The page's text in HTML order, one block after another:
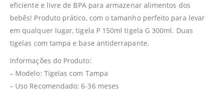
eficiente e livre de BPA para armazenar alimentos dos
bebês! Produto prático, com o tamanho perfeito para levar
em qualquer lugar, tigela P 150ml tigela G 300ml. Duas
tigelas com tampa e base antiderrapante.
Informações do Produto:
– Modelo: Tigelas com Tampa
– Uso Recomendado: 6-36 meses